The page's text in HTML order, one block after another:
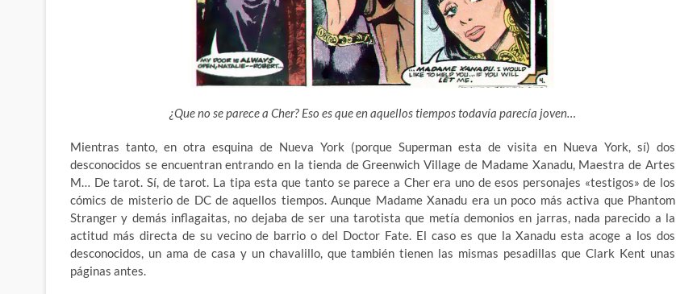
¿Que no se parece a Cher? Eso es que en aquellos tiempos todavía parecía joven…
Mientras tanto, en otra esquina de Nueva York (porque Superman esta de visita en Nueva York, sí) dos
desconocidos se encuentran entrando en la tienda de Greenwich Village de Madame Xanadu, Maestra de Artes
M… De tarot. Sí, de tarot. La tipa esta que tanto se parece a Cher era uno de esos personajes «testigos» de los
cómics de misterio de DC de aquellos tiempos. Aunque Madame Xanadu era un poco más activa que Phantom
Stranger y demás inflagaitas, no dejaba de ser una tarotista que metía demonios en jarras, nada parecido a la
actitud más directa de su vecino de barrio o del Doctor Fate. El caso es que la Xanadu esta acoge a los dos
desconocidos, un ama de casa y un chavalillo, que también tienen las mismas pesadillas que Clark Kent unas
páginas antes.